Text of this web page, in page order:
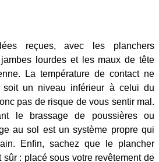
reçues, avec les planchers
lourdes et les maux de tête
La température de contact ne
soit un niveau inférieur à celui du
pas de risque de vous sentir mal.
le brassage de poussières ou
au sol est un système propre qui
Enfin, sachez que le plancher
sûr : placé sous votre revêtement de